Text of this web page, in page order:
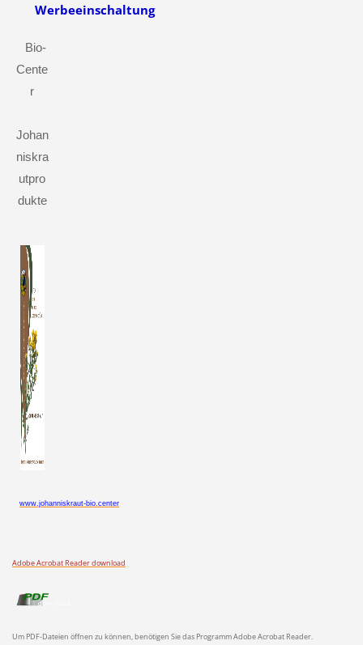
Werbeeinschaltung
Bio-
Cente
r
Johan
niskra
utpro
dukte
www.johanniskraut-bio.center
Adobe Acrobat Reader download
Um PDF-Dateien öffnen zu können, benötigen Sie das Programm Adobe Acrobat Reader.